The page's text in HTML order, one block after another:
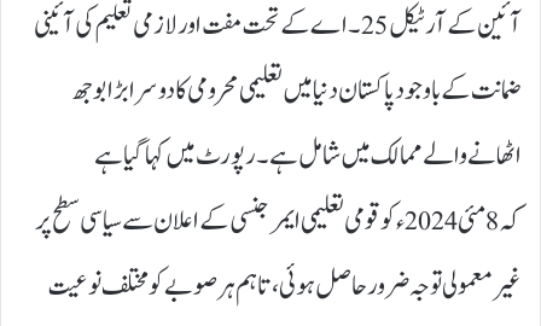
آئین کے آرٹیکل 25۔ اے کے تحت مفت اور لازمی تعلیم کی آئینی
ضمانت کے باوجود پاکستان دنیا میں تعلیمی محرومی کا دوسرا بڑا بوجھ
اٹھانے والے ممالک میں شامل ہے۔ رپورٹ میں کہا گیا ہے
کہ 8مئی 2024ء کو قومی تعلیمی ایمرجنسی کے اعلان سے سیاسی سطح پر
غیر معمولی توجہ ضرور حاصل ہوئی، تاہم ہر صوبے کو مختلف نوعیت